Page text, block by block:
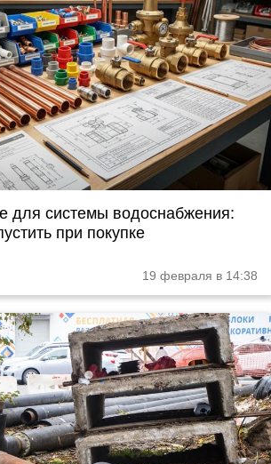
для системы водоснабжения:
при покупке
19 февраля в 14:38